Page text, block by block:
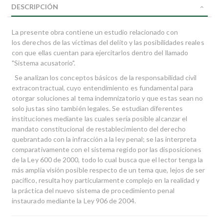
DESCRIPCIÓN
La presente obra contiene un estudio relacionado con
los derechos de las víctimas del delito y las posibilidades reales
con que ellas cuentan para ejercitarlos dentro del llamado
"Sistema acusatorio".
Se analizan los conceptos básicos de la responsabilidad civil
extracontractual, cuyo entendimiento es fundamental para
otorgar soluciones al tema indemnizatorio y que estas sean no
solo justas sino también legales. Se estudian diferentes
instituciones mediante las cuales sería posible alcanzar el
mandato constitucional de restablecimiento del derecho
quebrantado con la infracción a la ley penal; se las interpreta
comparativamente con el sistema regido por las disposiciones
de la Ley 600 de 2000, todo lo cual busca que el lector tenga la
más amplia visión posible respecto de un tema que, lejos de ser
pacífico, resulta hoy particularmente complejo en la realidad y
la práctica del nuevo sistema de procedimiento penal
instaurado mediante la Ley 906 de 2004.